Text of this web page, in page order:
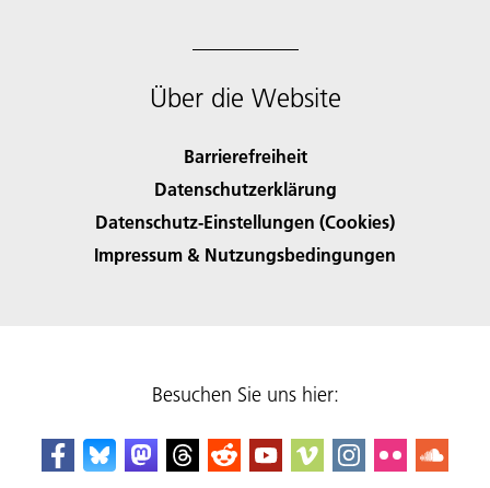
Über die Website
Barrierefreiheit
Datenschutzerklärung
Datenschutz-Einstellungen (Cookies)
Impressum & Nutzungsbedingungen
Besuchen Sie uns hier: